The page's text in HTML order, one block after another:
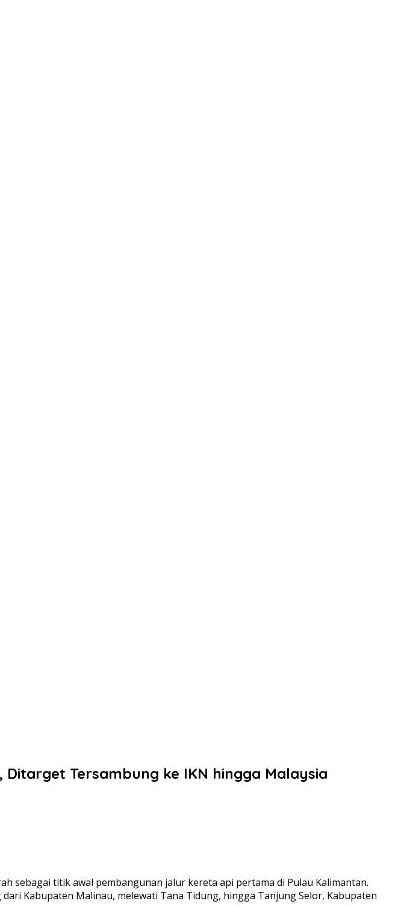
Tersambung ke IKN hingga Malaysia
sebagai titik awal pembangunan jalur kereta api pertama di Pulau Kalimantan.
Kabupaten Malinau, melewati Tana Tidung, hingga Tanjung Selor, Kabupaten